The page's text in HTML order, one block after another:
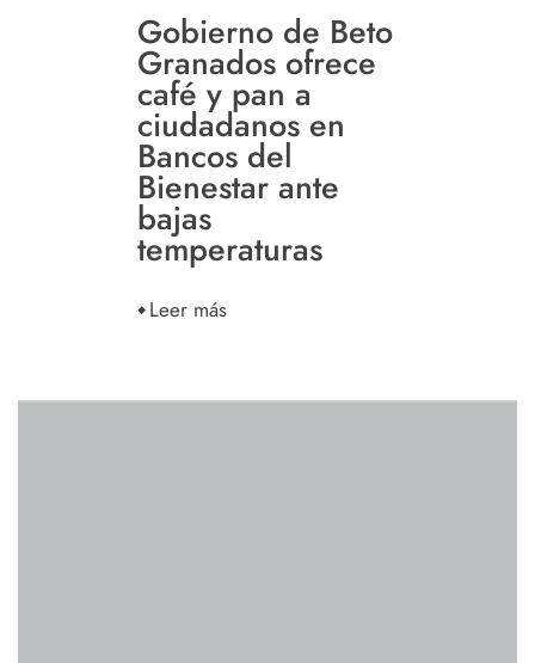
Gobierno de Beto
Granados ofrece
café y pan a
ciudadanos en
Bancos del
Bienestar ante
bajas
temperaturas
Leer más